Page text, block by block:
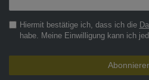
Hiermit bestätige ich, dass ich die
habe. Meine Einwilligung kann ich